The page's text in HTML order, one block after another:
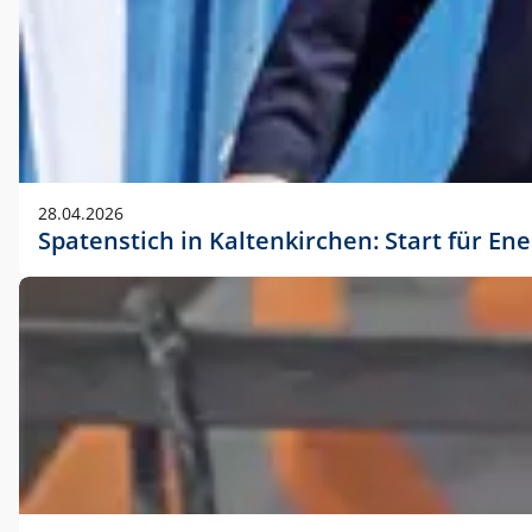
28.04.2026
Spatenstich in Kaltenkirchen: Start für